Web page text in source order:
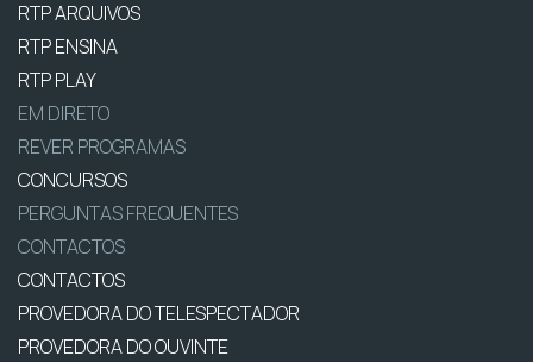
RTP ARQUIVOS
RTP ENSINA
RTP PLAY
EM DIRETO
REVER PROGRAMAS
CONCURSOS
PERGUNTAS FREQUENTES
CONTACTOS
CONTACTOS
PROVEDORA DO TELESPECTADOR
PROVEDORA DO OUVINTE